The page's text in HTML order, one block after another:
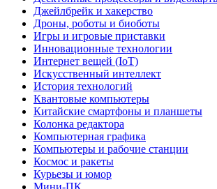
Джейлбрейк и хакерство
Дроны, роботы и биоботы
Игры и игровые приставки
Инновационные технологии
Интернет вещей (IoT)
Искусственный интеллект
История технологий
Квантовые компьютеры
Китайские смартфоны и планшеты
Колонка редактора
Компьютерная графика
Компьютеры и рабочие станции
Космос и ракеты
Курьезы и юмор
Мини-ПК